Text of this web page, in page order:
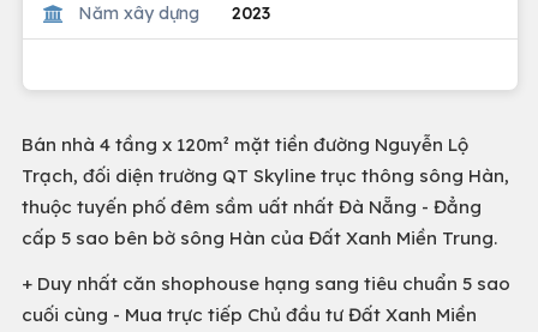
Năm xây dựng 2023
Bán nhà 4 tầng x 120m² mặt tiền đường Nguyễn Lộ
Trạch, đối diện trường QT Skyline trục thông sông Hàn,
thuộc tuyến phố đêm sầm uất nhất Đà Nẵng - Đẳng
cấp 5 sao bên bờ sông Hàn của Đất Xanh Miền Trung.
+ Duy nhất căn shophouse hạng sang tiêu chuẩn 5 sao
cuối cùng - Mua trực tiếp Chủ đầu tư Đất Xanh Miền